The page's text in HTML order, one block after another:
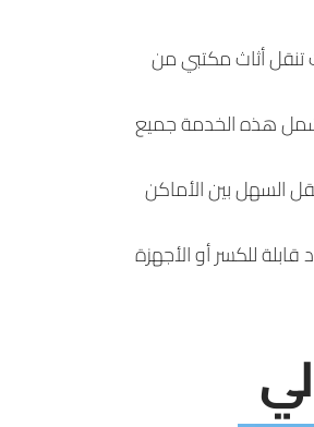
تنقل أثاث مكتبي من
هذه الخدمة جميع
السهل بين الأماكن
للكسر أو الأجهزة